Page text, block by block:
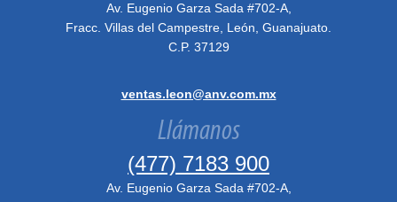
Av. Eugenio Garza Sada #702-A,
Fracc. Villas del Campestre, León, Guanajuato.
C.P. 37129
ventas.leon@anv.com.mx
Llámanos
(477) 7183 900
Av. Eugenio Garza Sada #702-A,